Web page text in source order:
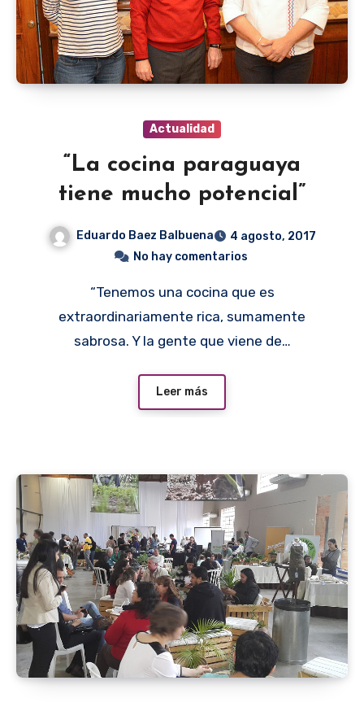
Actualidad
“La cocina paraguaya
tiene mucho potencial”
Eduardo Baez Balbuena
4 agosto, 2017
No hay comentarios
“Tenemos una cocina que es
extraordinariamente rica, sumamente
sabrosa. Y la gente que viene de…
Leer más